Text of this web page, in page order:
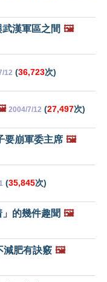
漢軍區之間 🖼️
12 (36,723次)
2004/7/12 (27,497次)
要崩軍委主席 🖼️
(35,845次)
的幾件趣聞 🖼️
減肥有訣竅 🖼️